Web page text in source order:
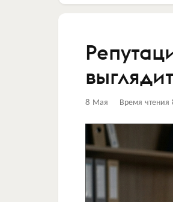
8 Мая Время